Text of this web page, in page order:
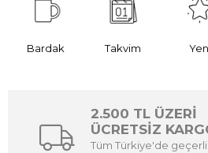
Bardak Takvim
2.500 TL ÜZERİ
ÜCRETSİZ
Tüm Türkiye'de geçerli